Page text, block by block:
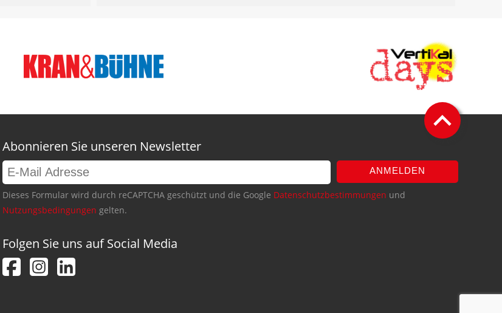
Abonnieren Sie unseren Newsletter
ANMELDEN
Dieses Formular wird durch reCAPTCHA geschützt und die Google Datenschutzbestimmungen und
Nutzungsbedingungen gelten.
Folgen Sie uns auf Social Media